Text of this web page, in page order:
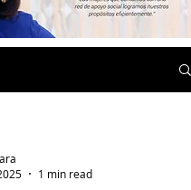
1 min read